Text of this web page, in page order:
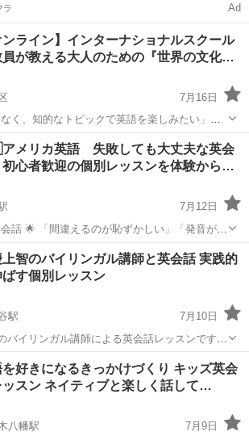
ラ Ad
ンライン】インターナショナルスクール
員が教える大人のための『世界の文化…
7月16日
く、知的なトピックで英語を楽しみたい」
、科学の不思議について英語で触れてみた
えてきた...
会話 文化
メリカ英語 失敗しても大丈夫な英会
初心者歓迎の個別レッスンを体験から…
7月12日
い」「発音が変
う」そんな不安から、英語を話す機会を避け
赤ちゃ
谷駅 英会話 レッスン
智のバイリンガル講師と英会話 実践的
ばす個別レッスン
駅
7月10日
バイリンガル講師による英会話レッスンです。
ポートできるため、理解しながら安心して進
会話を中心に、実際に使える英語力を身につけ
ヶ谷駅 英会話 バイリンガル
好きになるきっかけづくり キッズ英会
ッスン ネイティブと楽しく話して…
八幡駅
7月9日